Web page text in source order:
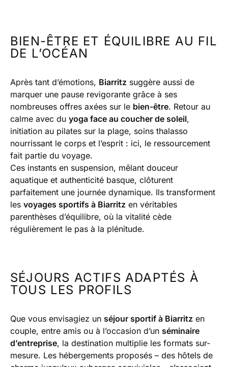
BIEN-ÊTRE ET ÉQUILIBRE AU FIL
DE L’OCÉAN
Après tant d’émotions, Biarritz suggère aussi de
marquer une pause revigorante grâce à ses
nombreuses offres axées sur le bien-être. Retour au
calme avec du yoga face au coucher de soleil,
initiation au pilates sur la plage, soins thalasso
nourrissant le corps et l’esprit : ici, le ressourcement
fait partie du voyage.
Ces instants en suspension, mêlant douceur
aquatique et authenticité basque, clôturent
parfaitement une journée dynamique. Ils transforment
les voyages sportifs à Biarritz en véritables
parenthèses d’équilibre, où la vitalité cède
régulièrement le pas à la plénitude.
SÉJOURS ACTIFS ADAPTÉS À
TOUS LES PROFILS
Que vous envisagiez un séjour sportif à Biarritz en
couple, entre amis ou à l’occasion d’un séminaire
d’entreprise, la destination multiplie les formats sur-
mesure. Les hébergements proposés – des hôtels de